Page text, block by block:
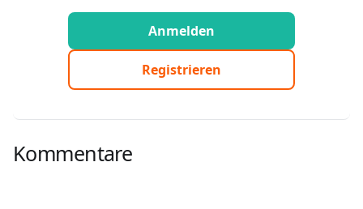
Anmelden
Registrieren
Kommentare